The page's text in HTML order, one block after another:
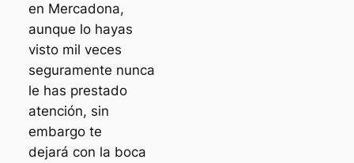
en Mercadona,
aunque lo hayas
visto mil veces
seguramente nunca
le has prestado
atención, sin
embargo te
dejará con la boca